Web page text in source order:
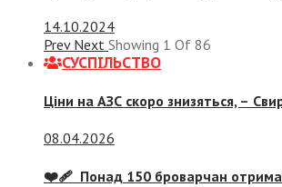
14.10.2024
Prev Next Showing 1 Of 86
СУСПIЛЬСТВО
Ціни на АЗС скоро знизяться, –
08.04.2026
❤️‍🩹 Понад 150 броварчан